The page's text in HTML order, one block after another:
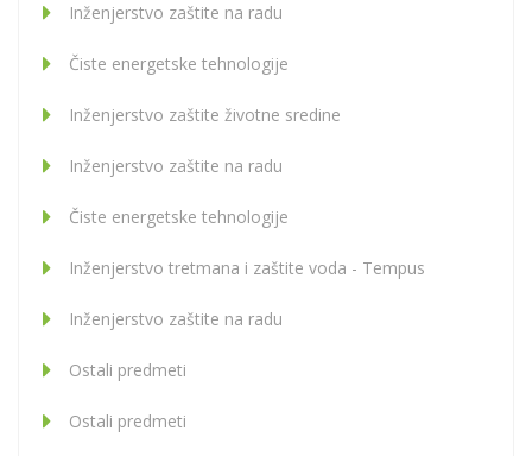
Inženjerstvo zaštite na radu
Čiste energetske tehnologije
Inženjerstvo zaštite životne sredine
Inženjerstvo zaštite na radu
Čiste energetske tehnologije
Inženjerstvo tretmana i zaštite voda - Tempus
Inženjerstvo zaštite na radu
Ostali predmeti
Ostali predmeti